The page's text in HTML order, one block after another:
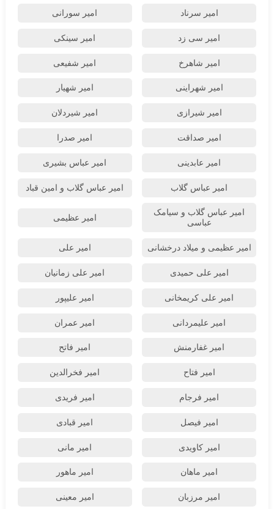
امیر سرناد امیر سورانی
امیر سی زد امیر سینکی
امیر شاهرخ امیر شفیعی
امیر شهراینی امیر شهیار
امیر شیرازی امیر شیردلان
امیر صداقت امیر صدرا
امیر عابدینی امیر عباس بشیری
امیر عباس گلاب امیر عباس گلاب و امین قباد
امیر عباس گلاب و سیامک
عباسی
امیر عظیمی
امیر عظیمی و میلاد درخشانی امیر علی
امیر علی حمیدی امیر علی زمانیان
امیر علی کریمخانی امیر علیپور
امیر علیمردانی امیر عمران
امیر غفارمنش امیر فاتح
امیر فتاح امیر فخرالدین
امیر فرجام امیر فریدی
امیر فیصل امیر قبادی
امیر کاویدی امیر مانی
امیر ماهان امیر ماهور
امیر مرزبان امیر معینی